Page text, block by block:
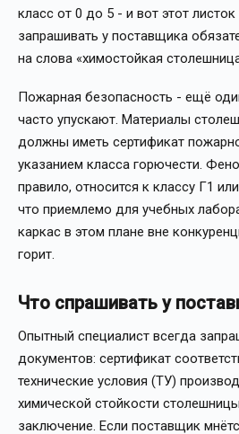
класс от 0 до 5 - и вот этот
запрашивать у поставщика
на слова «химостойкая
Пожарная безопасность - ещё
часто упускают. Материалы
должны иметь сертификат
указанием класса горючести.
правило, относится к классу Г1
что приемлемо для учебных
каркас в этом плане вне
горит.
Что спрашивать у
Опытный специалист всегда
документов: сертификат
технические условия (ТУ)
химической стойкости
заключение. Если поставщик